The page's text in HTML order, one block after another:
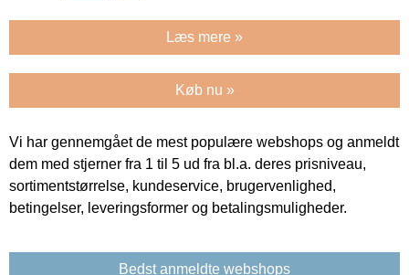
Læs mere »
Køb nu »
Vi har gennemgået de mest populære webshops og anmeldt
dem med stjerner fra 1 til 5 ud fra bl.a. deres prisniveau,
sortimentstørrelse, kundeservice, brugervenlighed,
betingelser, leveringsformer og betalingsmuligheder.
Bedst anmeldte webshops